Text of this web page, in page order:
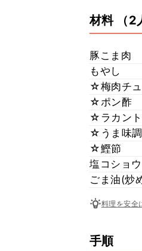
材料 （2
豚こま肉
もやし
☆梅肉チ
☆ポン酢
☆ラカント
☆うま味
☆鰹節
塩コショウ
ごま油(炒
料理を安全
手順